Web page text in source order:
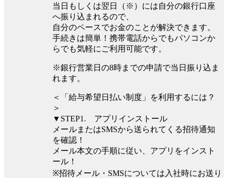
当日もしくは翌日（※）には自分の銀行口座
へ振り込まれるので、
自分のペースでお金のことが解決できます。
手続きは簡単！携帯電話からでもパソコンか
らでも気軽にご利用可能です。
※銀行営業日の8時までの申請で当日振り込ま
れます。
＜「給与希望日払い制度」を利用するには？
＞
▼STEP1. アプリインストール
メールまたはSMSから送られてくる招待通知
を確認！
メール本文の手順に従い、アプリをインスト
ール！
※招待メール・SMSについては入社時にお送り